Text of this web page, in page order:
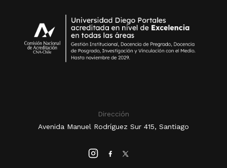
Dirección
Avenida Manuel Rodríguez Sur 415, Santiago